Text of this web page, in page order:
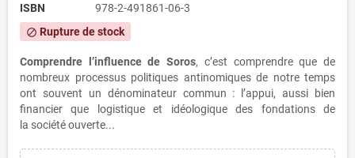
ISBN
978-2-491861-06-3
block Rupture de stock
Comprendre l’influence de Soros, c’est comprendre que de
nombreux processus politiques antinomiques de notre temps
ont souvent un dénominateur commun : l’appui, aussi bien
financier que logistique et idéologique des fondations de
la société ouverte...